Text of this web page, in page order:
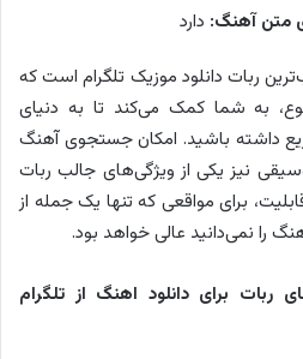
متن آهنگ: دارد
ربات دانلود موزیک تلگرام است که
به شما کمک می‌کند تا به دنیای
داشته باشید. امکان جستجوی آهنگ
نیز یکی از ویژگی‌های جالب ربات
برای مواقعی که تنها یک جمله از
را نمی‌دانید عالی خواهد بود.
ربات برای دانلود اهنگ از تلگرام